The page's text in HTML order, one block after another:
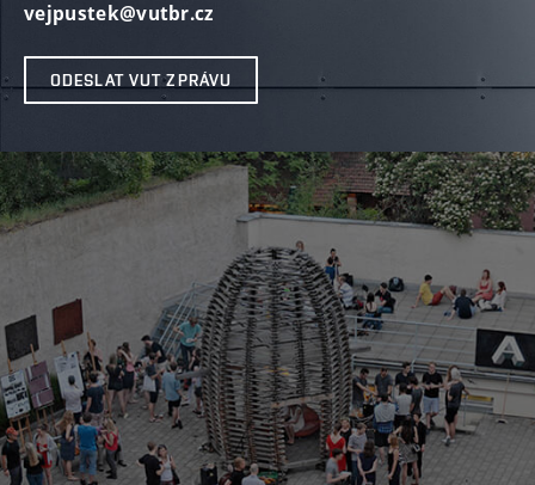
vejpustek@vutbr.cz
ODESLAT VUT ZPRÁVU